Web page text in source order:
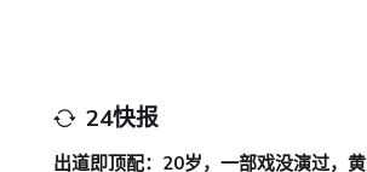
24快报
出道即顶配：20岁，一部戏没演过，